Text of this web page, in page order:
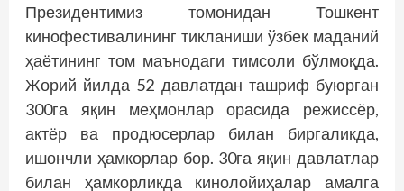
Президентимиз томонидан Тошкент
кинофестивалининг тикланиши ўзбек маданий
ҳаётининг том маънодаги тимсоли бўлмоқда.
Жорий йилда 52 давлатдан ташриф буюрган
300га яқин меҳмонлар орасида режиссёр,
актёр ва продюсерлар билан биргаликда,
ишончли ҳамкорлар бор. 30га яқин давлатлар
билан ҳамкорликда кинолойиҳалар амалга